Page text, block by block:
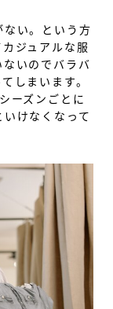
い。という方
ジュアルな服
いのでバラバ
しまいます。
ーズンごとに
けなくなって